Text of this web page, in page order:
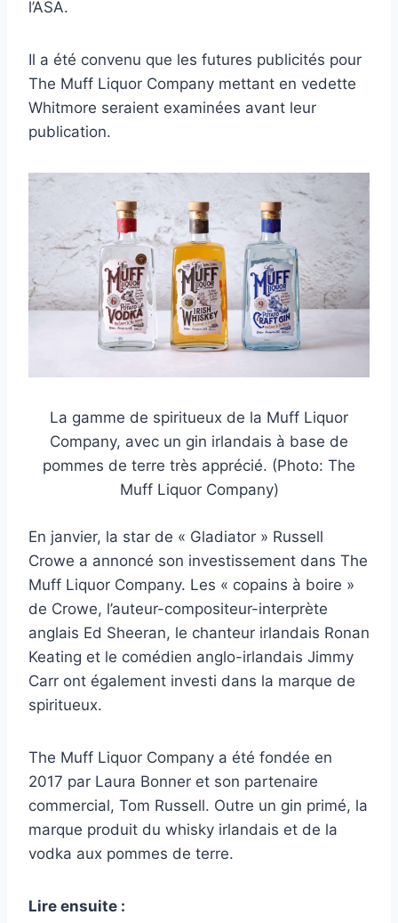
l’ASA.
Il a été convenu que les futures publicités pour
The Muff Liquor Company mettant en vedette
Whitmore seraient examinées avant leur
publication.
La gamme de spiritueux de la Muff Liquor
Company, avec un gin irlandais à base de
pommes de terre très apprécié. (Photo: The
Muff Liquor Company)
En janvier, la star de « Gladiator » Russell
Crowe a annoncé son investissement dans The
Muff Liquor Company. Les « copains à boire »
de Crowe, l’auteur-compositeur-interprète
anglais Ed Sheeran, le chanteur irlandais Ronan
Keating et le comédien anglo-irlandais Jimmy
Carr ont également investi dans la marque de
spiritueux.
The Muff Liquor Company a été fondée en
2017 par Laura Bonner et son partenaire
commercial, Tom Russell. Outre un gin primé, la
marque produit du whisky irlandais et de la
vodka aux pommes de terre.
Lire ensuite :